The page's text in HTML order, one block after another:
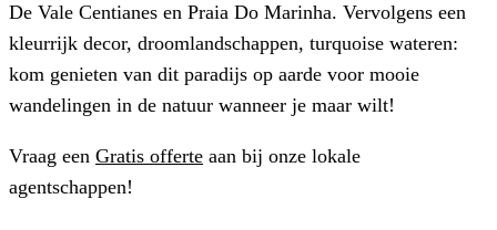
De Vale Centianes en Praia Do Marinha. Vervolgens een
kleurrijk decor, droomlandschappen, turquoise wateren:
kom genieten van dit paradijs op aarde voor mooie
wandelingen in de natuur wanneer je maar wilt!
Vraag een Gratis offerte aan bij onze lokale
agentschappen!